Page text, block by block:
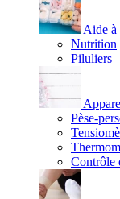
Aide à
Nutrition
Piluliers
Pèse-
Contrôle